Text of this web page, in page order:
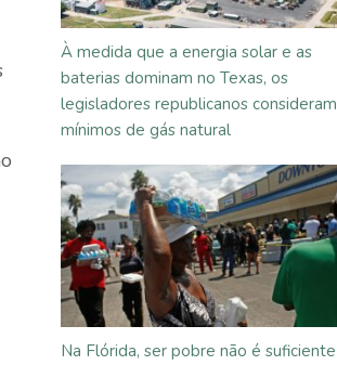
À medida que a energia solar e as
baterias dominam no Texas, os
legisladores republicanos consideram
mínimos de gás natural
Na Flórida, ser pobre não é suficiente